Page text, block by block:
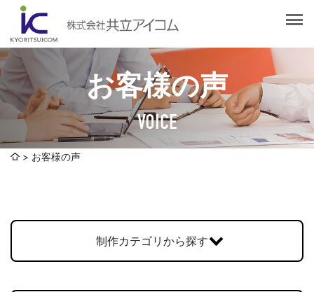
お客様の声
VOICE
会社概要
社長挨拶
企業理念
沿革
認証取得
選ばれる理由
サービス紹介
Web制作・ホームページ制作
社員ブログ
お客様の声
制作カテゴリから探す